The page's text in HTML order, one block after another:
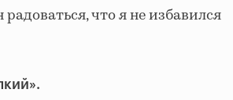
что я не избавился